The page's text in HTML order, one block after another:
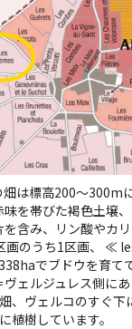
畑は標高200～300m
を帯びた褐色土壌
含み、リン酸やカ
画のうち1区画、 ≪
でブドウを育て
ェルジュレス側に
、ヴェルコのすぐ下
植樹しています。